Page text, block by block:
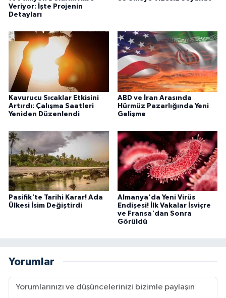
Veriyor: İşte Projenin
Detayları
Kavurucu Sıcaklar Etkisini
Artırdı: Çalışma Saatleri
Yeniden Düzenlendi
ABD ve İran Arasında
Hürmüz Pazarlığında Yeni
Gelişme
Pasifik'te Tarihi Karar! Ada
Ülkesi İsim Değiştirdi
Almanya'da Yeni Virüs
Endişesi! İlk Vakalar İsviçre
ve Fransa'dan Sonra
Görüldü
Yorumlar